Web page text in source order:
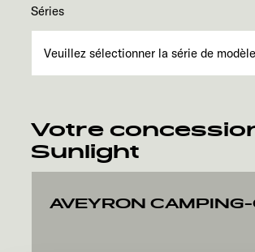
Séries
Votre
Sunlight
AVEYRON